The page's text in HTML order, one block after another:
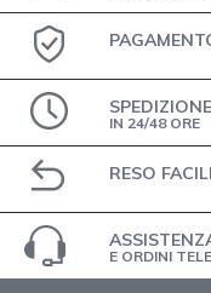
SPEDIZIONE
IN 24/48 ORE
RESO
E ORDINI